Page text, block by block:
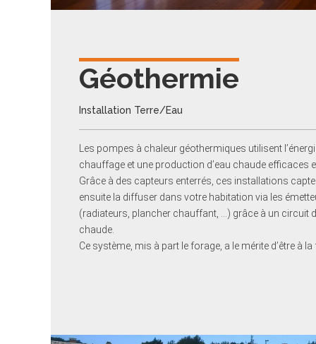
Géothermie
Installation Terre/Eau
Les pompes à chaleur géothermiques utilisent
chauffage et une production d’eau chaude efficaces
Grâce à des capteurs enterrés, ces installations
ensuite la diffuser dans votre habitation via les
(radiateurs, plancher chauffant, …) grâce à un circuit
chaude.
Ce système, mis à part le forage, a le mérite d’être à